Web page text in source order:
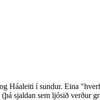
Háaleiti í sundur. Eina
sjaldan sem ljósið verður